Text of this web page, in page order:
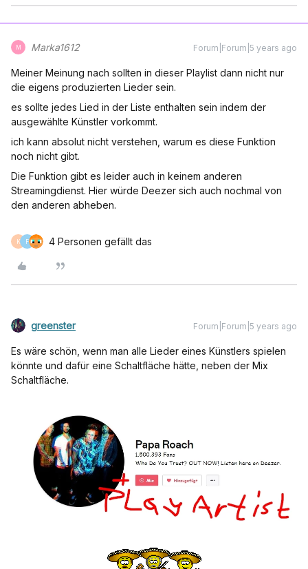
M Marka1612 Forum|Forum|5 years ago
Meiner Meinung nach sollten in dieser Playlist dann nicht nur
die eigens produzierten Lieder sein.
es sollte jedes Lied in der Liste enthalten sein indem der
ausgewählte Künstler vorkommt.
ich kann absolut nicht verstehen, warum es diese Funktion
noch nicht gibt.
Die Funktion gibt es leider auch in keinem anderen
Streamingdienst. Hier würde Deezer sich auch nochmal von
den anderen abheben.
K F 4 Personen gefällt das
greenster Forum|Forum|5 years ago
Es wäre schön, wenn man alle Lieder eines Künstlers spielen
könnte und dafür eine Schaltfläche hätte, neben der Mix
Schaltfläche.